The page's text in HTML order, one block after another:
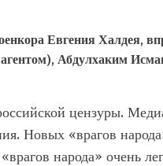
Евгения Халдея,
Абдулхаким
цензуры.
Новых «врагов
народа» очень